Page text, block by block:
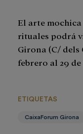
El arte
rituales podrá
Girona (C/ dels
febrero al 29 de
ETIQUETAS
CaixaForum Girona